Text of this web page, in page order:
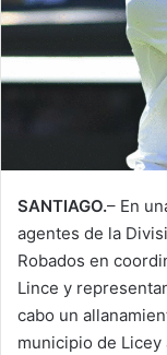
SANTIAGO.– En
agentes de la
Robados en
Lince y
cabo un
municipio de